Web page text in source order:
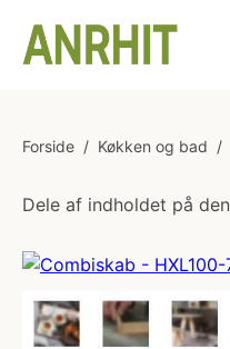
Forside / Køkken og bad /
Dele af indholdet på